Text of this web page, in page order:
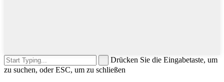
Drücken Sie die Eingabetaste, um
zu suchen, oder ESC, um zu schließen